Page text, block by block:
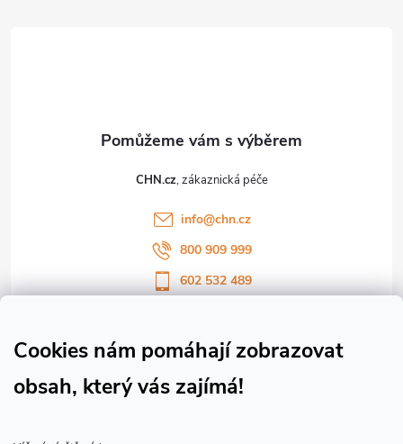
Cookies nám pomáhají zobrazovat
obsah, který vás zajímá!
CHN.cz
info@chn.cz
800 909 999
602 532 489
Sledujte náš vlog CHN_CZ